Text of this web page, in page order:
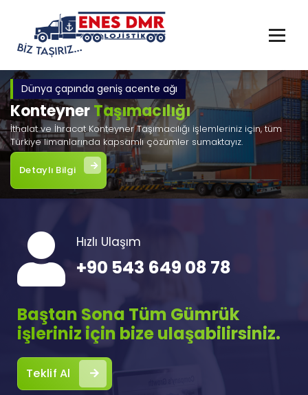
Dünya çapında geniş acente ağı
KonteynerTaşımacılığı
İthalat ve İhracat Konteyner Taşımacılığı işlemleriniz için, tüm
Türkiye limanlarında kapsamlı çözümler sumaktayız.
Detaylı Bilgi
Hızlı Ulaşım
+90 543 649 08 78
Baştan Sona Tüm Gümrük
işleriniz için bize ulaşabilirsiniz.
Teklif Al